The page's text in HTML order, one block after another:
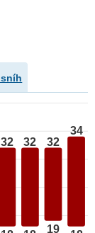
32 32 32
19
34